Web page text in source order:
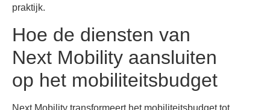
praktijk.
Hoe de diensten van
Next Mobility aansluiten
op het mobiliteitsbudget